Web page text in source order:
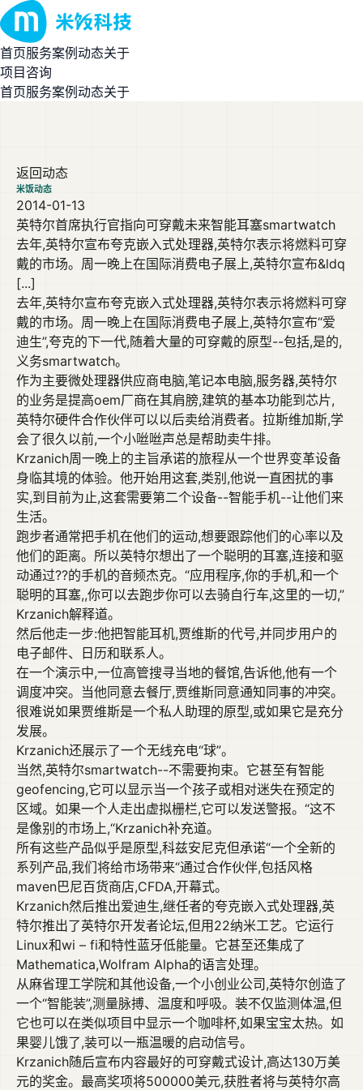
首页服务案例动态关于
项目咨询
首页服务案例动态关于
返回动态
米饭动态
2014-01-13
英特尔首席执行官指向可穿戴未来智能耳塞smartwatch
去年,英特尔宣布夸克嵌入式处理器,英特尔表示将燃料可穿
戴的市场。周一晚上在国际消费电子展上,英特尔宣布&ldq
[...]
去年,英特尔宣布夸克嵌入式处理器,英特尔表示将燃料可穿
戴的市场。周一晚上在国际消费电子展上,英特尔宣布“爱
迪生”,夸克的下一代,随着大量的可穿戴的原型--包括,是的,
义务smartwatch。
作为主要微处理器供应商电脑,笔记本电脑,服务器,英特尔
的业务是提高oem厂商在其肩膀,建筑的基本功能到芯片,
英特尔硬件合作伙伴可以以后卖给消费者。拉斯维加斯,学
会了很久以前,一个小咝咝声总是帮助卖牛排。
Krzanich周一晚上的主旨承诺的旅程从一个世界变革设备
身临其境的体验。他开始用这套,类别,他说一直困扰的事
实,到目前为止,这套需要第二个设备--智能手机--让他们来
生活。
跑步者通常把手机在他们的运动,想要跟踪他们的心率以及
他们的距离。所以英特尔想出了一个聪明的耳塞,连接和驱
动通过??的手机的音频杰克。“应用程序,你的手机,和一个
聪明的耳塞,,你可以去跑步你可以去骑自行车,这里的一切,”
Krzanich解释道。
然后他走一步:他把智能耳机,贾维斯的代号,并同步用户的
电子邮件、日历和联系人。
在一个演示中,一位高管搜寻当地的餐馆,告诉他,他有一个
调度冲突。当他同意去餐厅,贾维斯同意通知同事的冲突。
很难说如果贾维斯是一个私人助理的原型,或如果它是充分
发展。
Krzanich还展示了一个无线充电“球”。
当然,英特尔smartwatch--不需要拘束。它甚至有智能
geofencing,它可以显示当一个孩子或相对迷失在预定的
区域。如果一个人走出虚拟栅栏,它可以发送警报。“这不
是像别的市场上,“Krzanich补充道。
所有这些产品似乎是原型,科兹安尼克但承诺“一个全新的
系列产品,我们将给市场带来“通过合作伙伴,包括风格
maven巴尼百货商店,CFDA,开幕式。
Krzanich然后推出爱迪生,继任者的夸克嵌入式处理器,英
特尔推出了英特尔开发者论坛,但用22纳米工艺。它运行
Linux和wi – fi和特性蓝牙低能量。它甚至还集成了
Mathematica,Wolfram Alpha的语言处理。
从麻省理工学院和其他设备,一个小创业公司,英特尔创造了
一个“智能装”,测量脉搏、温度和呼吸。装不仅监测体温,但
它也可以在类似项目中显示一个咖啡杯,如果宝宝太热。如
果婴儿饿了,装可以一瓶温暖的启动信号。
Krzanich随后宣布内容最好的可穿戴式设计,高达130万美
元的奖金。最高奖项将500000美元,获胜者将与英特尔高